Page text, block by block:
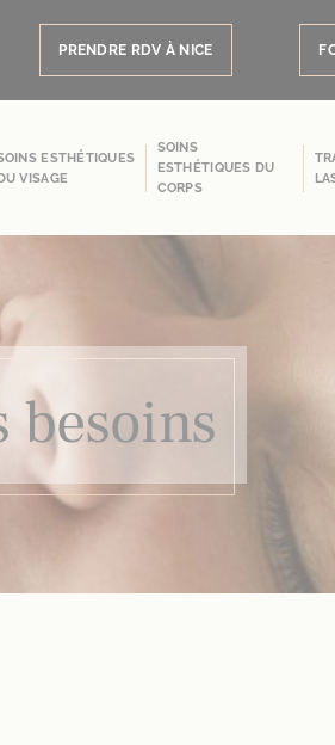
PRENDRE RDV À NICE
ESTHÉTIQUES
VISAGE
SOINS
ESTHÉTIQUES DU
CORPS
besoins